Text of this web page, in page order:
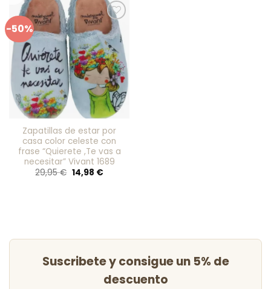
-50%
Añadir
a mis
favoritos
Zapatillas de estar por
casa color celeste con
frase “Quierete ,Te vas a
necesitar” Vivant 1689
29,95€ El
precio
14,98 €El
Suscribete y consigue un 5% de
descuento